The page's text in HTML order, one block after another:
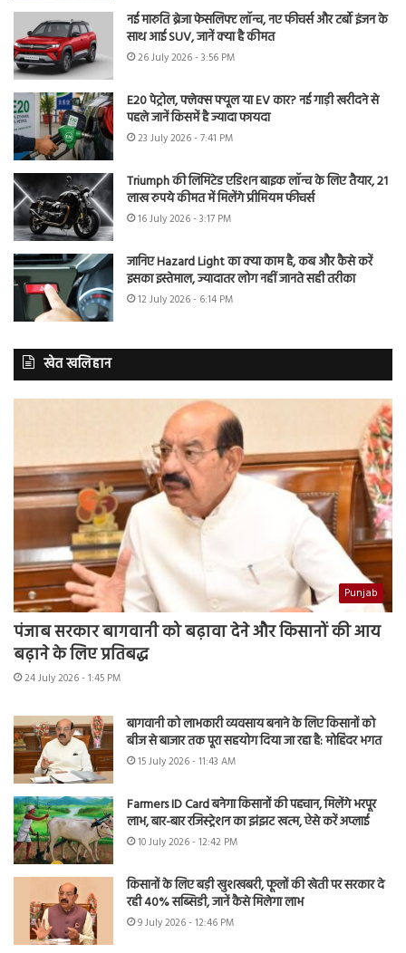
नई मारुति ब्रेजा फेसलिफ्ट लॉन्च, नए फीचर्स और टर्बो इंजन के
साथ आई SUV, जानें क्या है कीमत
26 July 2026 - 3:56 PM
E20 पेट्रोल, फ्लेक्स फ्यूल या EV कार? नई गाड़ी खरीदने से
पहले जानें किसमें है ज्यादा फायदा
23 July 2026 - 7:41 PM
Triumph की लिमिटेड एडिशन बाइक लॉन्च के लिए तैयार, 21
लाख रुपये कीमत में मिलेंगे प्रीमियम फीचर्स
16 July 2026 - 3:17 PM
जानिए Hazard Light का क्या काम है, कब और कैसे करें
इसका इस्तेमाल, ज्यादातर लोग नहीं जानते सही तरीका
12 July 2026 - 6:14 PM
खेत खलिहान
Punjab
पंजाब सरकार बागवानी को बढ़ावा देने और किसानों की आय
बढ़ाने के लिए प्रतिबद्ध
24 July 2026 - 1:45 PM
बागवानी को लाभकारी व्यवसाय बनाने के लिए किसानों को
बीज से बाजार तक पूरा सहयोग दिया जा रहा है: मोहिंदर भगत
15 July 2026 - 11:43 AM
Farmers ID Card बनेगा किसानों की पहचान, मिलेंगे भरपूर
लाभ, बार-बार रजिस्ट्रेशन का झंझट खत्म, ऐसे करें अप्लाई
10 July 2026 - 12:42 PM
किसानों के लिए बड़ी खुशखबरी, फूलों की खेती पर सरकार दे
रही 40% सब्सिडी, जानें कैसे मिलेगा लाभ
9 July 2026 - 12:46 PM